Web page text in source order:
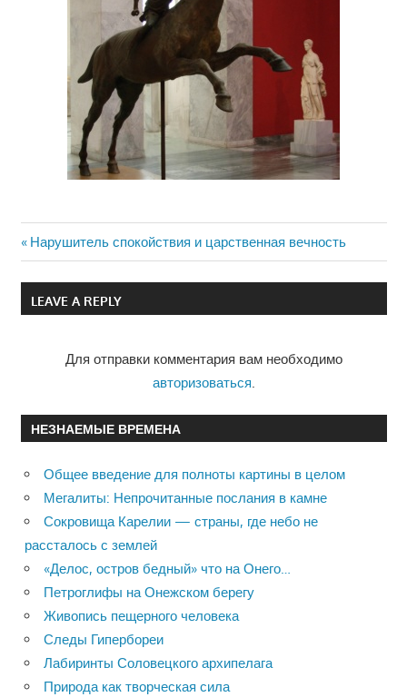
Навигация
по
Previous
Post:
Нарушитель спокойствия и царственная вечность
LEAVE A REPLY
Для отправки комментария вам необходимо
авторизоваться
НЕЗНАЕМЫЕ ВРЕМЕНА
Общее введение для полноты картины в целом
Мегалиты: Непрочитанные послания в камне
Сокровища Карелии — страны, где небо не
рассталось с землей
«Делос, остров бедный» что на Онего…
Петроглифы на Онежском берегу
Живопись пещерного человека
Следы Гипербореи
Лабиринты Соловецкого архипелага
Природа как творческая сила